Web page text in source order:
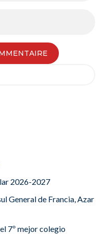
2026-2027
General de Francia, Azar
7º mejor colegio